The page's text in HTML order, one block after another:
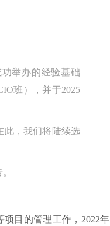
功举办的经验基础
班），并于2025
此，我们将陆续选
目的管理工作，2022年